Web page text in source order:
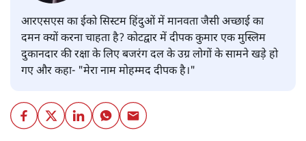
आरएसएस का ईको सिस्टम हिंदुओं में मानवता जैसी अच्छाई का
दमन क्यों करना चाहता है? कोटद्वार में दीपक कुमार एक मुस्लिम
दुकानदार की रक्षा के लिए बजरंग दल के उग्र लोगों के सामने खड़े हो
गए और कहा- "मेरा नाम मोहम्मद दीपक है।"